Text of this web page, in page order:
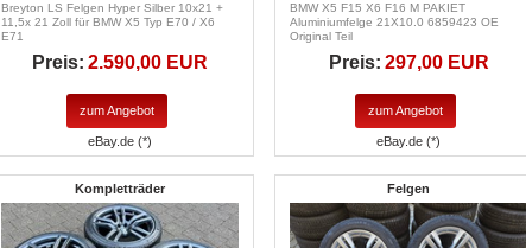
Breyton LS Felgen Hyper Silber 10x21 +
11,5x 21 Zoll für BMW X5 Typ E70 / X6
E71
Preis: 2.590,00 EUR
zum Angebot
eBay.de (*)
BMW X5 F15 X6 F16 M PAKIET
Aluminiumfelge 21X10.0 6859423 OE
Original Teil
Preis: 297,00 EUR
zum Angebot
eBay.de (*)
Kompletträder Felgen